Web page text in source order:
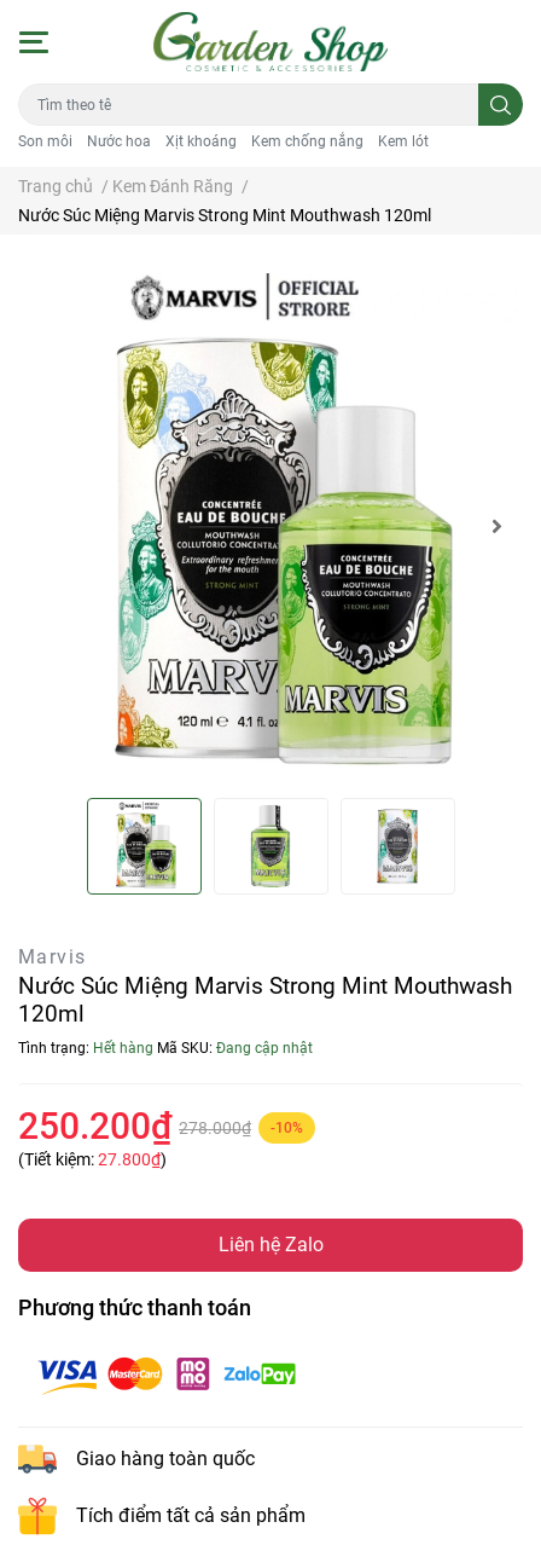
Son môi Nước hoa Xịt khoáng Kem chống nắng Kem lót
Trang chủ / Kem Đánh Răng /
Nước Súc Miệng Marvis Strong Mint Mouthwash 120ml
Marvis
Nước Súc Miệng Marvis Strong Mint Mouthwash
120ml
Tình trạng: Hết hàng Mã SKU: Đang cập nhật
250.200₫ 278.000₫ -10%
(Tiết kiệm:27.800₫)
Liên hệ Zalo
Phương thức thanh toán
Giao hàng toàn quốc
Tích điểm tất cả sản phẩm